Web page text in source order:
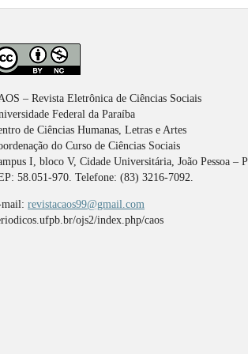
– Revista Eletrônica de Ciências Sociais
Federal da Paraíba
de Ciências Humanas, Letras e Artes
do Curso de Ciências Sociais
I, bloco V, Cidade Universitária, João Pessoa –
58.051-970. Telefone: (83) 3216-7092.
revistacaos99@gmail.com
ojs2/index.php/caos